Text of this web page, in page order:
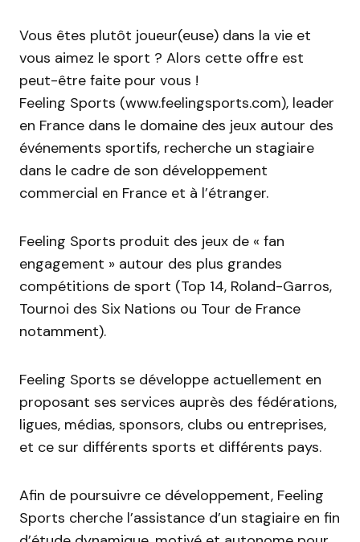
Vous êtes plutôt joueur(euse) dans la vie et
vous aimez le sport ? Alors cette offre est
peut-être faite pour vous !
Feeling Sports (www.feelingsports.com), leader
en France dans le domaine des jeux autour des
événements sportifs, recherche un stagiaire
dans le cadre de son développement
commercial en France et à l’étranger.
Feeling Sports produit des jeux de « fan
engagement » autour des plus grandes
compétitions de sport (Top 14, Roland-Garros,
Tournoi des Six Nations ou Tour de France
notamment).
Feeling Sports se développe actuellement en
proposant ses services auprès des fédérations,
ligues, médias, sponsors, clubs ou entreprises,
et ce sur différents sports et différents pays.
Afin de poursuivre ce développement, Feeling
Sports cherche l’assistance d’un stagiaire en fin